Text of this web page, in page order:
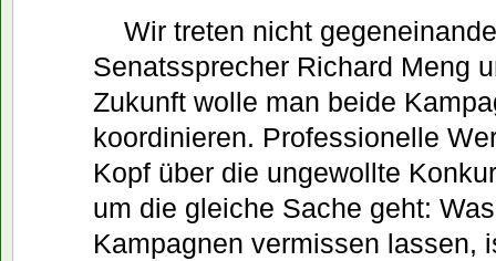
Wir treten nicht
Senatssprecher Richard Meng
Zukunft wolle man beide
koordinieren. Professionelle
Kopf über die ungewollte
um die gleiche Sache geht:
Kampagnen vermissen lassen,